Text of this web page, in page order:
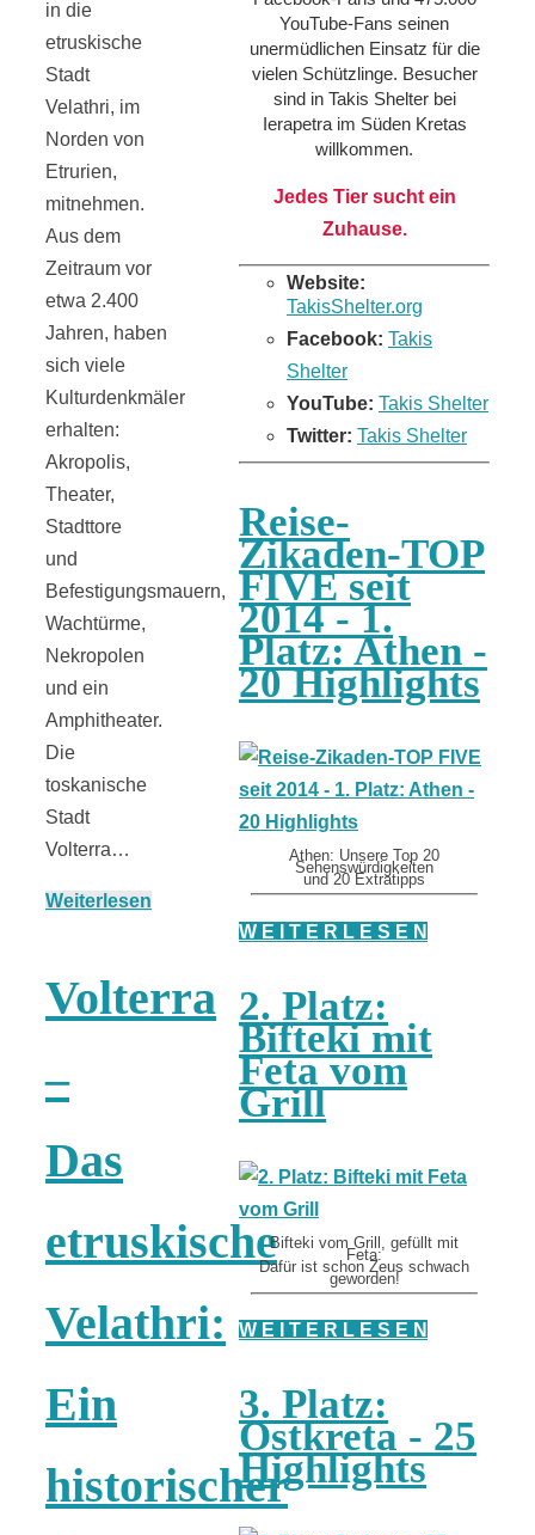
in die
etruskische
Stadt
Velathri, im
Norden von
Etrurien,
mitnehmen.
Aus dem
Zeitraum vor
etwa 2.400
Jahren, haben
sich viele
Kulturdenkmäler
erhalten:
Akropolis,
Theater,
Stadttore
und
Befestigungsmauern,
Wachtürme,
Nekropolen
und ein
Amphitheater.
Die
toskanische
Stadt
Volterra…
Weiterlesen
Volterra
–
Das
etruskische
Velathri:
Ein
historischer
YouTube-Fans seinen
unermüdlichen Einsatz für die
vielen Schützlinge. Besucher
sind in Takis Shelter bei
Ierapetra im Süden Kretas
willkommen.
Jedes Tier sucht ein
Zuhause.
Website:
TakisShelter.org
Facebook: Takis
Shelter
YouTube: Takis Shelter
Twitter: Takis Shelter
Reise-
Zikaden-TOP
FIVE seit
2014 - 1.
Platz: Athen -
20 Highlights
Athen: Unsere Top 20
Sehenswürdigkeiten
und 20 Extratipps
W E I T E R L E S E N
2. Platz:
Bifteki mit
Feta vom
Grill
Bifteki vom Grill, gefüllt mit
Feta:
Dafür ist schon Zeus schwach
geworden!
W E I T E R L E S E N
3. Platz:
Ostkreta - 25
Highlights